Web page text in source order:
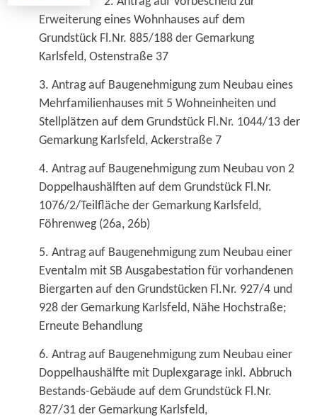
Erweiterung eines Wohnhauses auf dem
Grundstück Fl.Nr. 885/188 der Gemarkung
Karlsfeld, Ostenstraße 37
3. Antrag auf Baugenehmigung zum Neubau eines
Mehrfamilienhauses mit 5 Wohneinheiten und
Stellplätzen auf dem Grundstück Fl.Nr. 1044/13 der
Gemarkung Karlsfeld, Ackerstraße 7
4. Antrag auf Baugenehmigung zum Neubau von 2
Doppelhaushälften auf dem Grundstück Fl.Nr.
1076/2/Teilfläche der Gemarkung Karlsfeld,
Föhrenweg (26a, 26b)
5. Antrag auf Baugenehmigung zum Neubau einer
Eventalm mit SB Ausgabestation für vorhandenen
Biergarten auf den Grundstücken Fl.Nr. 927/4 und
928 der Gemarkung Karlsfeld, Nähe Hochstraße;
Erneute Behandlung
6. Antrag auf Baugenehmigung zum Neubau einer
Doppelhaushälfte mit Duplexgarage inkl. Abbruch
Bestands-Gebäude auf dem Grundstück Fl.Nr.
827/31 der Gemarkung Karlsfeld,